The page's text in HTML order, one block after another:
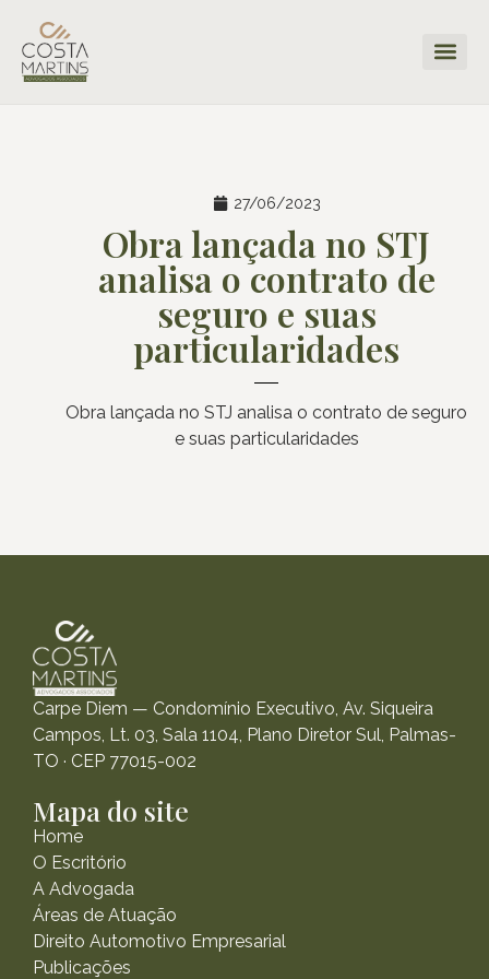
27/06/2023
Obra lançada no STJ
analisa o contrato de
seguro e suas
particularidades
Obra lançada no STJ analisa o contrato de seguro
e suas particularidades
Carpe Diem — Condomínio Executivo, Av. Siqueira
Campos, Lt. 03, Sala 1104, Plano Diretor Sul, Palmas-
TO · CEP 77015-002
Mapa do site
Home
O Escritório
A Advogada
Áreas de Atuação
Direito Automotivo Empresarial
Publicações